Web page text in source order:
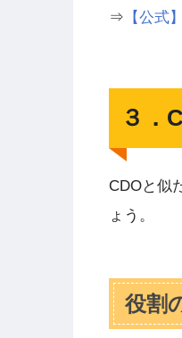
⇒ 【公式
３．
CDOと似
ょう。
役割